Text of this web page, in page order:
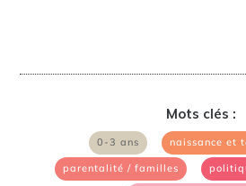
Mots clés :
0-3 ans naissance et
parentalité / familles